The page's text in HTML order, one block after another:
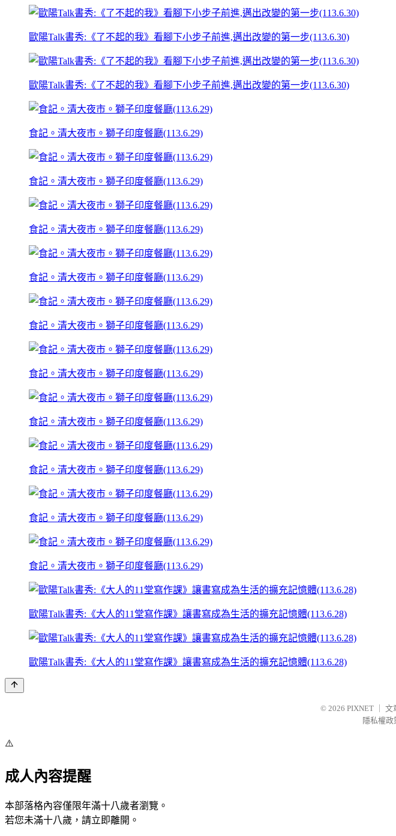
歐陽Talk書秀:《了不起的我》看腳下小步子前進,邁出改變的第一步(113.6.30)
歐陽Talk書秀:《了不起的我》看腳下小步子前進,邁出改變的第一步(113.6.30)
食記。清大夜市。獅子印度餐廳(113.6.29)
食記。清大夜市。獅子印度餐廳(113.6.29)
食記。清大夜市。獅子印度餐廳(113.6.29)
食記。清大夜市。獅子印度餐廳(113.6.29)
食記。清大夜市。獅子印度餐廳(113.6.29)
食記。清大夜市。獅子印度餐廳(113.6.29)
食記。清大夜市。獅子印度餐廳(113.6.29)
食記。清大夜市。獅子印度餐廳(113.6.29)
食記。清大夜市。獅子印度餐廳(113.6.29)
食記。清大夜市。獅子印度餐廳(113.6.29)
歐陽Talk書秀:《大人的11堂寫作課》讓書寫成為生活的擴充記憶體(113.6.28)
歐陽Talk書秀:《大人的11堂寫作課》讓書寫成為生活的擴充記憶體(113.6.28)
© 2026 PIXNET
文
隱私權政
⚠️
成人內容提醒
本部落格內容僅限年滿十八歲者瀏覽。
若您未滿十八歲，請立即離開。